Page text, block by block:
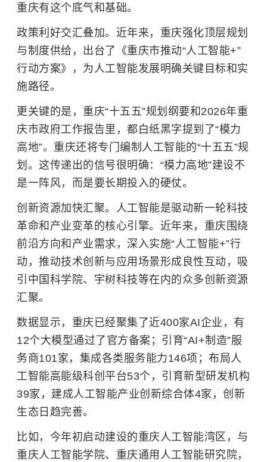
重庆有这个底气和基础。
政策利好交汇叠加。近年来，重庆强化顶层规划
与制度供给，出台了《重庆市推动“人工智能+”
行动方案》，为人工智能发展明确关键目标和实
施路径。
更关键的是，重庆“十五五”规划纲要和2026年重
庆市政府工作报告里，都白纸黑字提到了“模力
高地”。重庆还将专门编制人工智能的“十五五”规
划。这传递出的信号很明确：“模力高地”建设不
是一阵风，而是要长期投入的硬仗。
创新资源加快汇聚。人工智能是驱动新一轮科技
革命和产业变革的核心引擎。近年来，重庆围绕
前沿方向和产业需求，深入实施“人工智能+”行
动，推动技术创新与应用场景形成良性互动，吸
引 中国科学院、宇树科技等在内的众多创新资源
汇聚。
数据显示，重庆已经聚集了近400家AI企业，有
12个大模型通过了官方备案；引育“AI+制造”服
务商101家，集成各类服务能力146项；布局人
工智能高能级科创平台53个，引育新型研发机构
39家，建成人工智能产业创新综合体4家，创新
生态日趋完善。
比如，今年初启动建设的重庆人工智能湾区，与
重庆人工智能学院、重庆通用人工智能研究院，